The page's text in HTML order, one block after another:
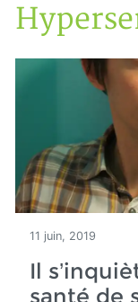
Accueil
Articles
Maisons saines
11 juin, 2019
Il
santé de